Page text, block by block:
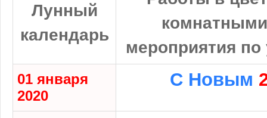
Лунный
календарь
мероприятия по
01 января
2020
С Новым